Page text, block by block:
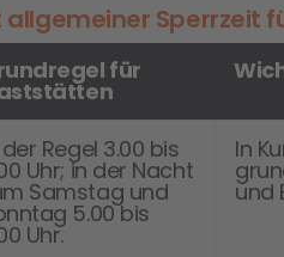
Sperrzeit
für
Regel 3.00 bis
Uhr; in der Nacht
Samstag und
5.00 bis
Uhr.
In
und